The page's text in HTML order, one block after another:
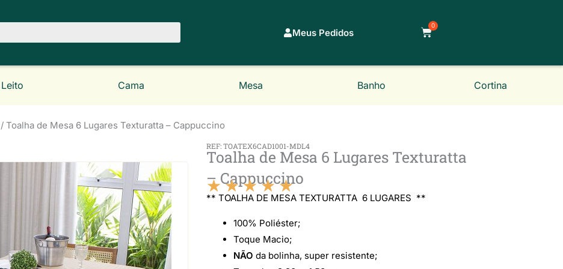
Meus Pedidos
0
Carrinho
Cama Mesa Banho Cortina
/ Toalha de Mesa 6 Lugares Texturatta – Cappuccino
REF: TOATEX6CAD1001-MDL4
Toalha de Mesa 6 Lugares Texturatta
– Cappuccino
★★★ ★★
Classificado
como
5
** TOALHA DE MESA TEXTURATTA 6 LUGARES **
100% Poliéster;
Toque Macio;
NÃO da bolinha, super resistente;